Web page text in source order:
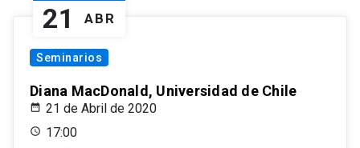
21 ABR
Seminarios
Diana MacDonald, Universidad de Chile
21 de Abril de 2020
17:00